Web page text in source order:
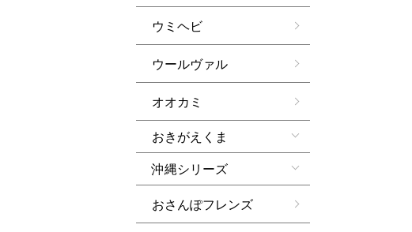
ウミヘビ
ウールヴァル
オオカミ
おきがえくま
沖縄シリーズ
おさんぽフレンズ